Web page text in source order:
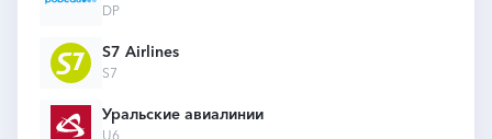
DP
S7 Airlines
S7
Уральские авиалинии
U6